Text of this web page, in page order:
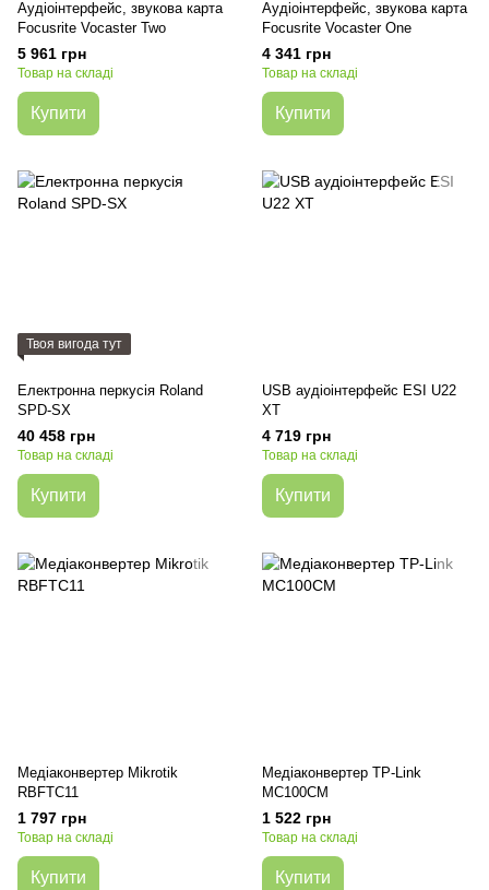
Аудіоінтерфейс, звукова карта
Focusrite Vocaster Two
5 961 грн
Товар на складі
Купити
Аудіоінтерфейс, звукова карта
Focusrite Vocaster One
4 341 грн
Товар на складі
Купити
Твоя вигода тут
Електронна перкусія Roland
SPD-SX
40 458 грн
Товар на складі
Купити
USB аудіоінтерфейс ESI U22
XT
4 719 грн
Товар на складі
Купити
Медіаконвертер Mikrotik
RBFTC11
1 797 грн
Товар на складі
Купити
Медіаконвертер TP-Link
MC100CM
1 522 грн
Товар на складі
Купити